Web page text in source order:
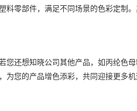
料零部件，满足不同场景的色彩定制
您还想知晓公司其他产品，如丙纶色
您的产品增色添彩，共同迎接更多机